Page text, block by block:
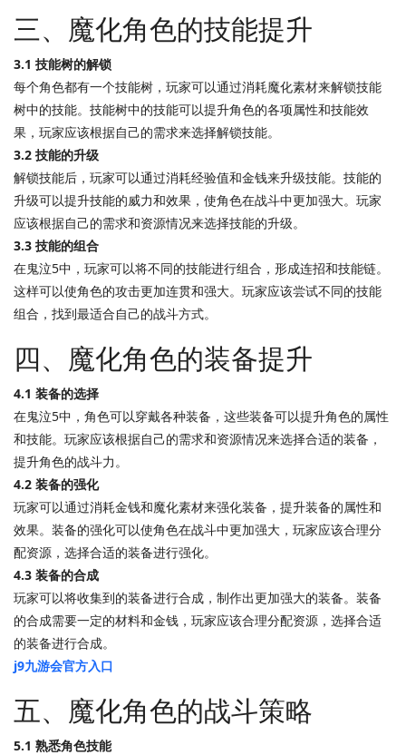
三、魔化角色的技能提升
3.1 技能树的解锁
每个角色都有一个技能树，玩家可以通过消耗魔化素材来解锁技能
树中的技能。技能树中的技能可以提升角色的各项属性和技能效
果，玩家应该根据自己的需求来选择解锁技能。
3.2 技能的升级
解锁技能后，玩家可以通过消耗经验值和金钱来升级技能。技能的
升级可以提升技能的威力和效果，使角色在战斗中更加强大。玩家
应该根据自己的需求和资源情况来选择技能的升级。
3.3 技能的组合
在鬼泣5中，玩家可以将不同的技能进行组合，形成连招和技能链。
这样可以使角色的攻击更加连贯和强大。玩家应该尝试不同的技能
组合，找到最适合自己的战斗方式。
四、魔化角色的装备提升
4.1 装备的选择
在鬼泣5中，角色可以穿戴各种装备，这些装备可以提升角色的属性
和技能。玩家应该根据自己的需求和资源情况来选择合适的装备，
提升角色的战斗力。
4.2 装备的强化
玩家可以通过消耗金钱和魔化素材来强化装备，提升装备的属性和
效果。装备的强化可以使角色在战斗中更加强大，玩家应该合理分
配资源，选择合适的装备进行强化。
4.3 装备的合成
玩家可以将收集到的装备进行合成，制作出更加强大的装备。装备
的合成需要一定的材料和金钱，玩家应该合理分配资源，选择合适
的装备进行合成。
j9九游会官方入口
五、魔化角色的战斗策略
5.1 熟悉角色技能